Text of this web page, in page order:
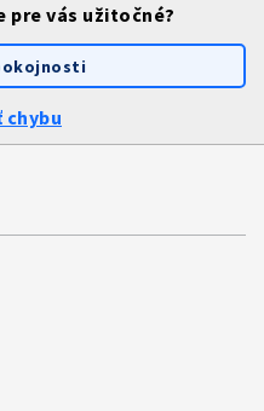
vás užitočné?
chybu